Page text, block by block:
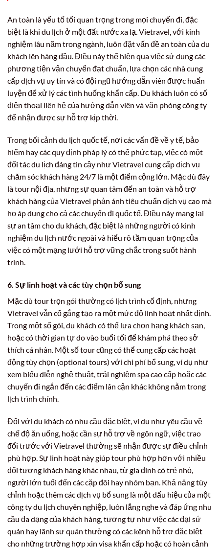
An toàn là yếu tố tối quan trọng trong mọi chuyến đi, đặc
biệt là khi du lịch ở một đất nước xa lạ. Vietravel, với kinh
nghiệm lâu năm trong ngành, luôn đặt vấn đề an toàn của du
khách lên hàng đầu. Điều này thể hiện qua việc sử dụng các
phương tiện vận chuyển đạt chuẩn, lựa chọn các nhà cung
cấp dịch vụ uy tín và có đội ngũ hướng dẫn viên được huấn
luyện để xử lý các tình huống khẩn cấp. Du khách luôn có số
điện thoại liên hệ của hướng dẫn viên và văn phòng công ty
để nhận được sự hỗ trợ kịp thời.
Trong bối cảnh du lịch quốc tế, nơi các vấn đề về y tế, bảo
hiểm hay các quy định pháp lý có thể phức tạp, việc có một
đối tác du lịch đáng tin cậy như Vietravel cung cấp dịch vụ
chăm sóc khách hàng 24/7 là một điểm cộng lớn. Mặc dù đây
là tour nội địa, nhưng sự quan tâm đến an toàn và hỗ trợ
khách hàng của Vietravel phản ánh tiêu chuẩn dịch vụ cao mà
họ áp dụng cho cả các chuyến đi quốc tế. Điều này mang lại
sự an tâm cho du khách, đặc biệt là những người có kinh
nghiệm du lịch nước ngoài và hiểu rõ tầm quan trọng của
việc có một mạng lưới hỗ trợ vững chắc trong suốt hành
trình.
6. Sự linh hoạt và các tùy chọn bổ sung
Mặc dù tour trọn gói thường có lịch trình cố định, nhưng
Vietravel vẫn cố gắng tạo ra một mức độ linh hoạt nhất định.
Trong một số gói, du khách có thể lựa chọn hạng khách sạn,
hoặc có thời gian tự do vào buổi tối để khám phá theo sở
thích cá nhân. Một số tour cũng có thể cung cấp các hoạt
động tùy chọn (optional tours) với chi phí bổ sung, ví dụ như
xem biểu diễn nghệ thuật, trải nghiệm spa cao cấp hoặc các
chuyến đi ngắn đến các điểm lân cận khác không nằm trong
lịch trình chính.
Đối với du khách có nhu cầu đặc biệt, ví dụ như yêu cầu về
chế độ ăn uống, hoặc cần sự hỗ trợ về ngôn ngữ, việc trao
đổi trước với Vietravel thường sẽ nhận được sự điều chỉnh
phù hợp. Sự linh hoạt này giúp tour phù hợp hơn với nhiều
đối tượng khách hàng khác nhau, từ gia đình có trẻ nhỏ,
người lớn tuổi đến các cặp đôi hay nhóm bạn. Khả năng tùy
chỉnh hoặc thêm các dịch vụ bổ sung là một dấu hiệu của một
công ty du lịch chuyên nghiệp, luôn lắng nghe và đáp ứng nhu
cầu đa dạng của khách hàng, tương tự như việc các đại sứ
quán hay lãnh sự quán thường có các kênh hỗ trợ đặc biệt
cho những trường hợp xin visa khẩn cấp hoặc có hoàn cảnh